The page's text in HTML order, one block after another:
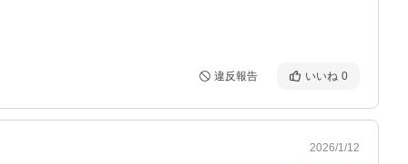
違反報告 いいね 0
2026/1/12